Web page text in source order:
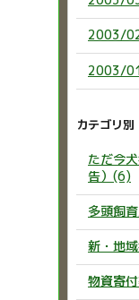
2003/
2003/
カテゴリ別
ただ今
告）(6)
多頭飼
新・地
物資寄